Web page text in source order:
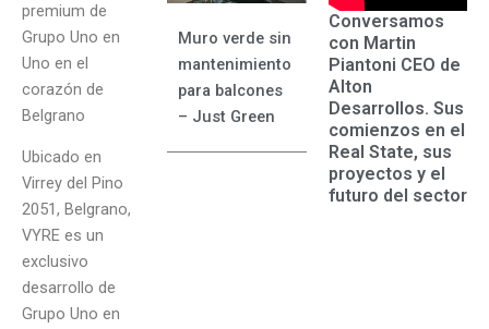
premium de
Grupo Uno en
Uno en el
corazón de
Belgrano
Ubicado en
Virrey del Pino
2051, Belgrano,
VYRE es un
exclusivo
desarrollo de
Grupo Uno en
Muro verde sin
mantenimiento
para balcones
– Just Green
Conversamos
con Martin
Piantoni CEO de
Alton
Desarrollos. Sus
comienzos en el
Real State, sus
proyectos y el
futuro del sector